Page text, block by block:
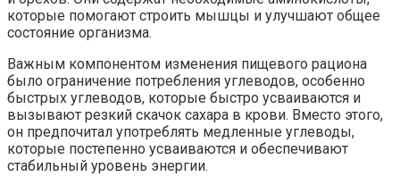
которые помогают строить мышцы и улучшают общее
состояние организма.
Важным компонентом изменения пищевого рациона
было ограничение потребления углеводов, особенно
быстрых углеводов, которые быстро усваиваются и
вызывают резкий скачок сахара в крови. Вместо этого,
он предпочитал употреблять медленные углеводы,
которые постепенно усваиваются и обеспечивают
стабильный уровень энергии.